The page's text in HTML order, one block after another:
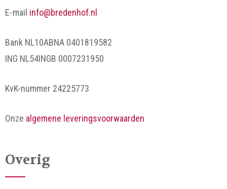
E-mail info@bredenhof.nl
Bank NL10ABNA 0401819582
ING NL54INGB 0007231950
KvK-nummer 24225773
Onze algemene leveringsvoorwaarden
Overig